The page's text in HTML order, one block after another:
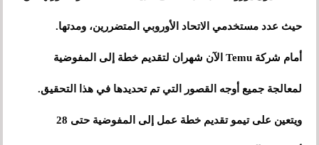
حيث عدد مستخدمي الاتحاد الأوروبي المتضررين، ومدتها.
أمام شركة Temu الآن شهران لتقديم خطة إلى المفوضية
لمعالجة جميع أوجه القصور التي تم تحديدها في هذا التحقيق.
ويتعين على تيمو تقديم خطة عمل إلى المفوضية حتى 28